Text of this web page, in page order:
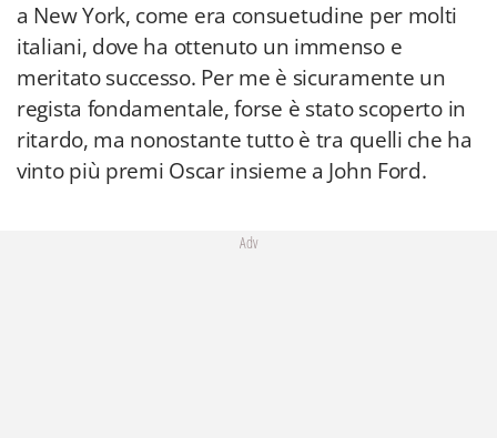
a New York, come era consuetudine per molti
italiani, dove ha ottenuto un immenso e
meritato successo. Per me è sicuramente un
regista fondamentale, forse è stato scoperto in
ritardo, ma nonostante tutto è tra quelli che ha
vinto più premi Oscar insieme a John Ford.
Adv